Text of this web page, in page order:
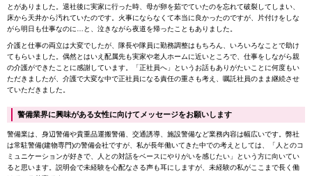
とがありました。退社後に実家に行った時、母が卵を茹でていたのを忘れて破裂してしまい、
床から天井から汚れていたのです。火事にならなくて本当に良かったのですが、片付けをしな
がら明日も仕事なのに…と、泣きながら夜道を帰ったこともありました。
介護と仕事の両立は大変でしたが、隊長や隊員に勤務調整はもちろん、いろいろなことで助け
てもらいました。偶然とはいえ配属先も実家や老人ホームに近いところで、仕事をしながら親
の介護ができたことに感謝しています。「正社員へ」というお話もありがたいことに何度もい
ただきましたが、介護で大変な中で正社員になる責任の重さも考え、嘱託社員のまま継続させ
ていただきました。
警備業界に興味がある女性に向けてメッセージをお願いします
警備業は、身辺警備や貴重品運搬警備、交通誘導、施設警備など業務内容は幅広いです。弊社
は常駐警備(建物専門)の警備会社ですが、私が長年働いてきた中での考えとしては、「人とのコ
ミュニケーションが好きで、人との対話をベースにやりがいを感じたい」という方に向いてい
ると思います。説明会で未経験を心配なさる声も耳にしますが、未経験の私がここまで長く働